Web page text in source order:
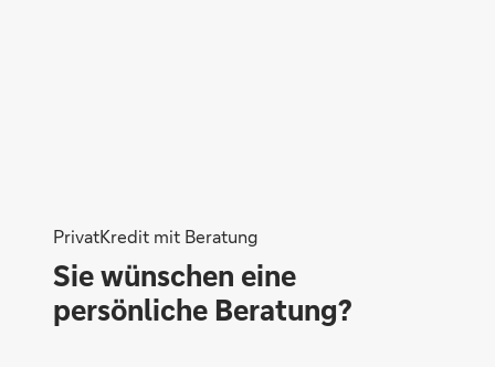
PrivatKredit mit Beratung
Sie wünschen eine
persönliche Beratung?